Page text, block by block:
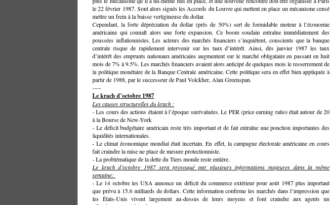
le 22 février 1987. Sont alors signés les Accords du Louvre qui mettent en place un mécanisme censé
mettre un frein à la baisse vertigineuse du dollar.
Cependant, la forte dépréciation du dollar (près de 50%) sert de formidable moteur à l’économie
américaine qui connaît alors une forte expansion. Ce boom soudain entraîne immédiatement des
poussées inflationnistes. Les acteurs des marchés financiers s’inquiètent, conscients que la banque
centrale risque de rapidement intervenir sur les taux d’intérêt. Ainsi, dès janvier 1987 les taux
d’intérêt des emprunts nationaux américains augmentent sur le marché obligataire en passant en huit
mois de 7% à 9.5%. Les marchés financiers avaient alors anticipé de quelques mois le resserrement de
la politique monétaire de la Banque Centrale américaine. Cette politique sera en effet bien appliquée à
partir de 1988, par le successeur de Paul Volckher, Alan Greenspan.
—–
Le krach d’octobre 1987
Les causes structurelles du krach :
- Les cours des actions étaient à l’époque surévaluées. Le PER (price earning ratio) était autour de 20
à la Bourse de New-York
- Le déficit budgétaire américain reste très important et de fait entraîne une ponction importantes des
liquidités internationales.
- Le climat économique mondial était incertain. En effet, la campagne électorale américaine en cours
fait craindre la mise ne place de mesure protectionniste.
- La problématique de la dette du Tiers monde reste entière.
Le krach d’octobre 1987 sera provoqué par plusieurs informations majeures dans la même
semaine:
- Le 14 octobre les USA annonce un déficit du commerce extérieur pour août 1987 plus important
que prévu à 15.6 milliards de dollars. Cette information confirme les marchés dans l’impression que
les États-Unis vivent largement au-dessus de leurs moyens et font craindre aux agents un